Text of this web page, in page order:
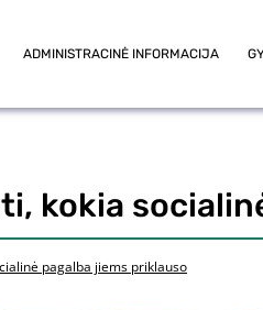
ADMINISTRACINĖ INFORMACIJA
kokia
pagalba jiems priklauso